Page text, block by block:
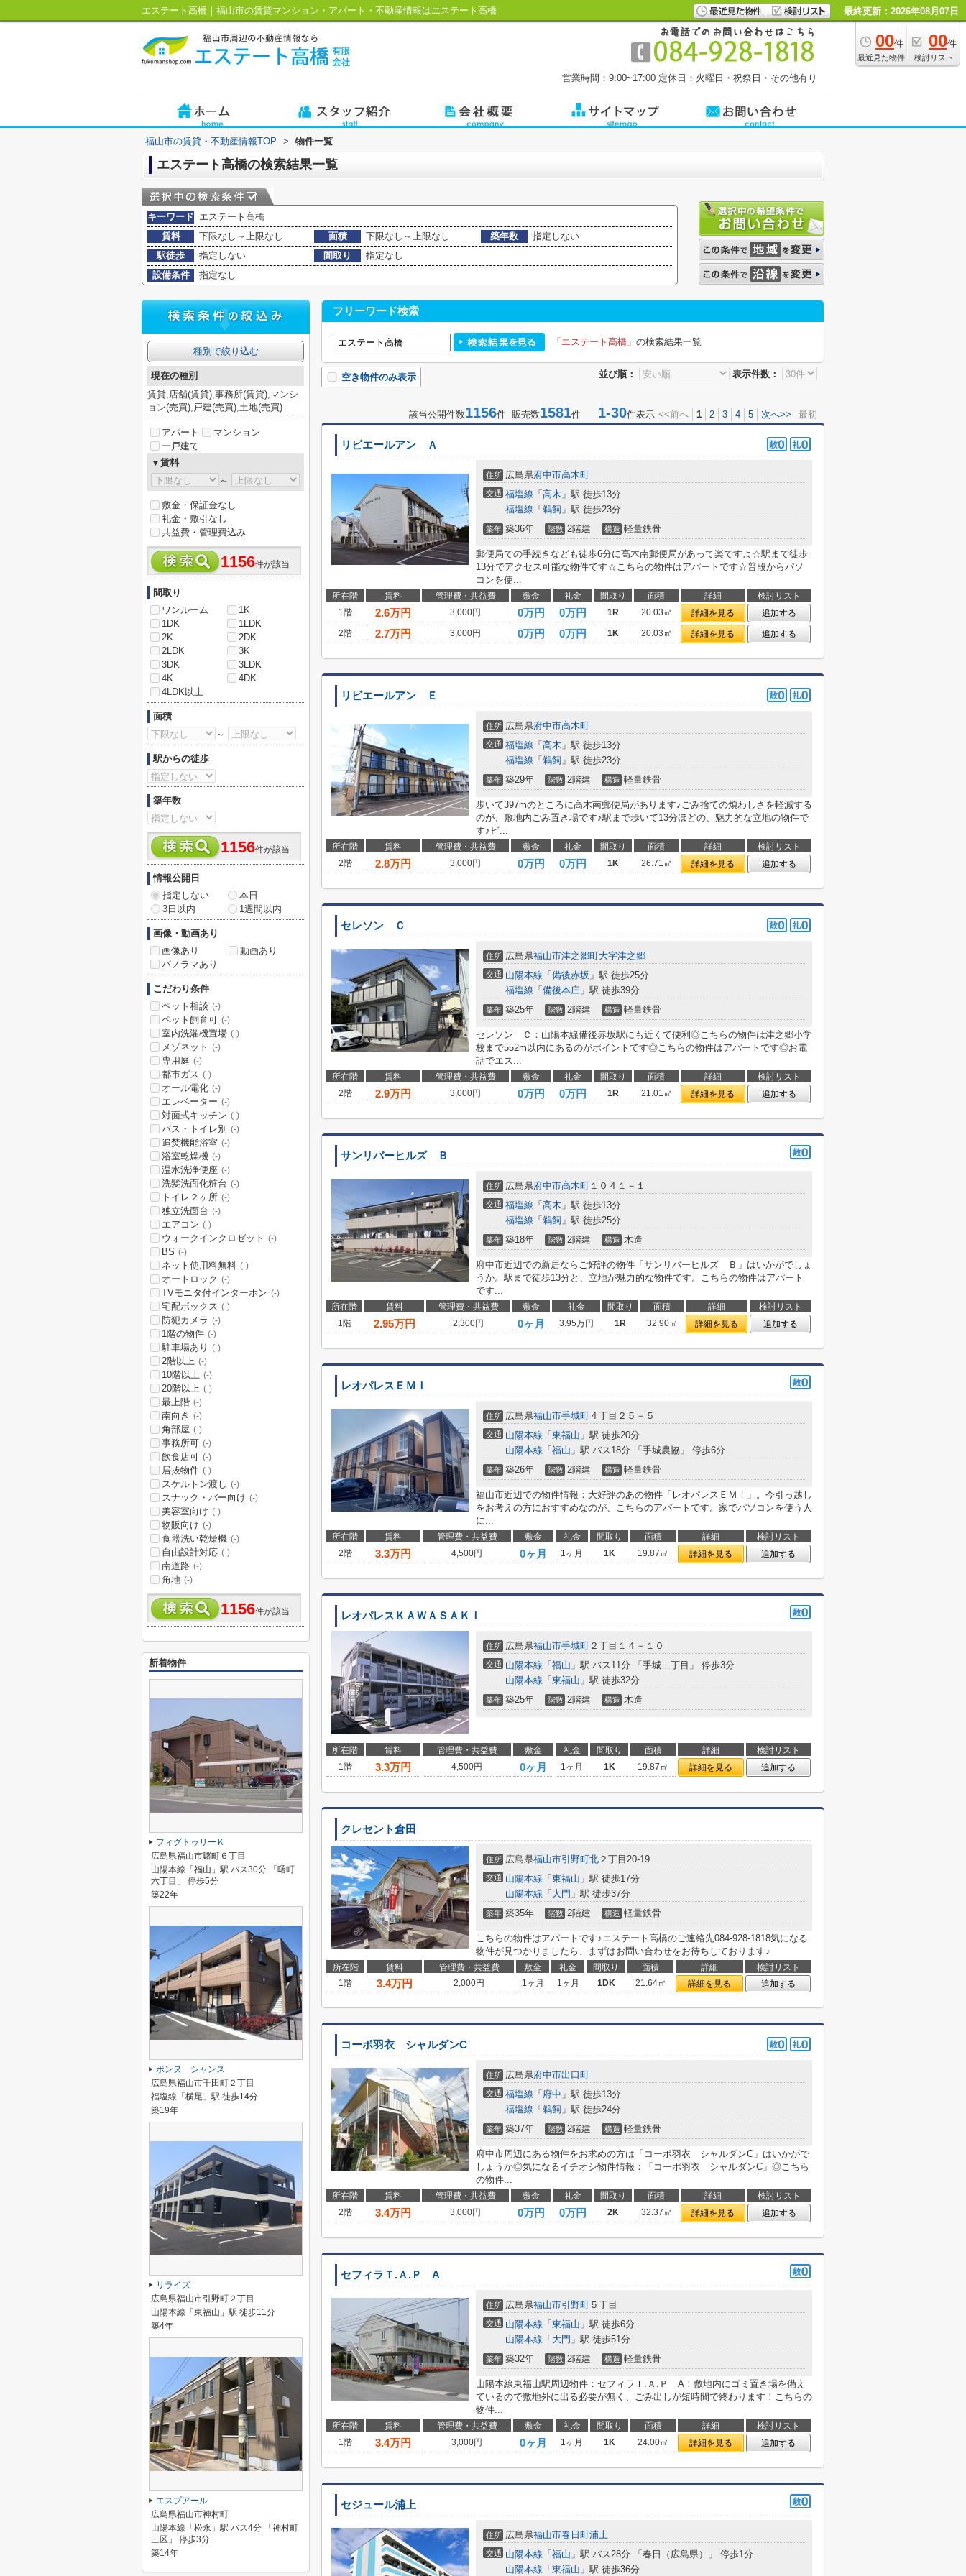
エステート高橋｜福山市の賃貸マンション・アパート・不動産情報はエステート高橋 最終更新：2026年08月07日
00件
最近見た物件
00件
検討リスト
営業時間：9:00~17:00 定休日：火曜日・祝祭日・その他有り
福山市の賃貸・不動産情報TOP > 物件一覧
エステート高橋の検索結果一覧
キーワード エステート高橋
賃料
下限なし～上限なし 面積 下限なし～上限なし 築年数
指定しない
駅徒歩
指定しない 間取り
指定なし
設備条件
指定なし
フリーワード検索
「エステート高橋」 の検索結果一覧
並び順： 表示件数：
空き物件のみ表示
該当公開件数1156件 販売数1581件 1-30件表示 <<前へ 1 2 3 4 5 次へ>> 最初
リビエールアン Ａ
住所 広島県府中市高木町
交通 福塩線 「 高木 」駅 徒歩13分
福塩線 「 鵜飼 」駅 徒歩23分
築年 築36年 階数 2階建 構造 軽量鉄骨
郵便局での手続きなども徒歩6分に高木南郵便局があって楽ですよ☆駅まで徒歩
13分でアクセス可能な物件です☆こちらの物件はアパートです☆普段からパソ
コンを使...
所在階 賃料 管理費・共益費 敷金 礼金 間取り 面積 詳細
検討リスト
1階
2.6万円 3,000円 0万円 0万円 1R 20.03㎡ 詳細を見る
追加する
2階
2.7万円 3,000円 0万円 0万円 1K 20.03㎡ 詳細を見る 追加する
リビエールアン Ｅ
住所 広島県府中市高木町
交通 福塩線 「 高木 」駅 徒歩13分
福塩線 「 鵜飼 」駅 徒歩23分
築年 築29年 階数 2階建 構造 軽量鉄骨
歩いて397mのところに高木南郵便局があります♪ごみ捨ての煩わしさを軽減する
のが、敷地内ごみ置き場です♪駅まで歩いて13分ほどの、魅力的な立地の物件で
す♪ビ...
所在階 賃料 管理費・共益費 敷金 礼金 間取り 面積 詳細
検討リスト
2階
2.8万円 3,000円 0万円 0万円 1K 26.71㎡ 詳細を見る 追加する
セレソン Ｃ
住所 広島県福山市津之郷町大字津之郷
交通 山陽本線 「 備後赤坂 」駅 徒歩25分
福塩線 「 備後本庄 」駅 徒歩39分
築年 築25年 階数 2階建 構造 軽量鉄骨
セレソン Ｃ：山陽本線備後赤坂駅にも近くて便利◎こちらの物件は津之郷小学
校まで552m以内にあるのがポイントです◎こちらの物件はアパートです◎お電
話でエス...
所在階 賃料 管理費・共益費 敷金 礼金 間取り 面積 詳細
検討リスト
2階
2.9万円 3,000円 0万円 0万円 1R 21.01㎡ 詳細を見る 追加する
サンリバーヒルズ Ｂ
住所 広島県府中市高木町 １０４１－１
交通 福塩線 「 高木 」駅 徒歩13分
福塩線 「 鵜飼 」駅 徒歩25分
築年 築18年 階数 2階建 構造 木造
府中市近辺での新居ならご好評の物件「サンリバーヒルズ Ｂ」はいかがでしょ
うか。駅まで徒歩13分と、立地が魅力的な物件です。こちらの物件はアパート
です...
所在階 賃料 管理費・共益費 敷金 礼金 間取り 面積 詳細
検討リスト
1階
2.95万円 2,300円 0ヶ月 3.95万円 1R 32.90㎡ 詳細を見る 追加する
レオパレスＥＭＩ
住所 広島県福山市手城町 ４丁目２５－５
交通 山陽本線 「 東福山 」駅 徒歩20分
山陽本線 「 福山 」駅 バス18分 「手城農協」 停歩6分
築年 築26年 階数 2階建 構造 軽量鉄骨
福山市近辺での物件情報：大好評のあの物件「レオパレスＥＭＩ」。今引っ越し
をお考えの方におすすめなのが、こちらのアパートです。家でパソコンを使う人
に...
所在階 賃料 管理費・共益費 敷金 礼金 間取り 面積 詳細
検討リスト
2階
3.3万円 4,500円 0ヶ月 1ヶ月 1K 19.87㎡ 詳細を見る 追加する
レオパレスＫＡＷＡＳＡＫＩ
住所 広島県福山市手城町 ２丁目１４－１０
交通 山陽本線 「 福山 」駅 バス11分 「手城二丁目」 停歩3分
山陽本線 「 東福山 」駅 徒歩32分
築年 築25年 階数 2階建 構造 木造
所在階 賃料 管理費・共益費 敷金 礼金 間取り 面積 詳細
検討リスト
1階
3.3万円 4,500円 0ヶ月 1ヶ月 1K 19.87㎡ 詳細を見る 追加する
クレセント倉田
住所 広島県福山市引野町北 ２丁目20-19
交通 山陽本線 「 東福山 」駅 徒歩17分
山陽本線 「 大門 」駅 徒歩37分
築年 築35年 階数 2階建 構造 軽量鉄骨
こちらの物件はアパートです♪エステート高橋のご連絡先084-928-1818気になる
物件が見つかりましたら、まずはお問い合わせをお待ちしております♪
所在階 賃料 管理費・共益費 敷金 礼金 間取り 面積 詳細
検討リスト
1階
3.4万円 2,000円 1ヶ月 1ヶ月 1DK 21.64㎡ 詳細を見る 追加する
コーポ羽衣 シャルダンC
住所 広島県府中市出口町
交通 福塩線 「 府中 」駅 徒歩13分
福塩線 「 鵜飼 」駅 徒歩24分
築年 築37年 階数 2階建 構造 軽量鉄骨
府中市周辺にある物件をお求めの方は「コーポ羽衣 シャルダンC」はいかがで
しょうか◎気になるイチオシ物件情報：「コーポ羽衣 シャルダンC」◎こちら
の物件...
所在階 賃料 管理費・共益費 敷金 礼金 間取り 面積 詳細
検討リスト
2階
3.4万円 3,000円 0万円 0万円 2K 32.37㎡ 詳細を見る 追加する
セフィラＴ.Ａ.Ｐ A
住所 広島県福山市引野町 ５丁目
交通 山陽本線 「 東福山 」駅 徒歩6分
山陽本線 「 大門 」駅 徒歩51分
築年 築32年 階数 2階建 構造 軽量鉄骨
山陽本線東福山駅周辺物件：セフィラＴ.Ａ.Ｐ A！敷地内にゴミ置き場を備え
ているので敷地外に出る必要が無く、ごみ出しが短時間で終わります！こちらの
物件...
所在階 賃料 管理費・共益費 敷金 礼金 間取り 面積 詳細
検討リスト
1階
3.4万円 3,000円 0ヶ月 1ヶ月 1K 24.00㎡ 詳細を見る 追加する
セジュール浦上
住所 広島県福山市春日町浦上
交通 山陽本線 「 福山 」駅 バス28分 「春日（広島県）」 停歩1分
山陽本線 「 東福山 」駅 徒歩36分
種別で絞り込む
現在の種別
賃貸,店舗(賃貸),事務所(賃貸),マンシ
ョン(売買),戸建(売買),土地(売買)
アパート
マンション
一戸建て
▼賃料
～
敷金・保証金なし
礼金・敷引なし
共益費・管理費込み
1156件が該当
間取り
ワンルーム
1K
1DK
1LDK
2K
2DK
2LDK
3K
3DK
3LDK
4K
4DK
4LDK以上
面積
～
駅からの徒歩
築年数
1156件が該当
情報公開日
指定しない
本日
3日以内
1週間以内
画像・動画あり
画像あり
動画あり
パノラマあり
こだわり条件
ペット相談 (-)
ペット飼育可 (-)
室内洗濯機置場 (-)
メゾネット (-)
専用庭 (-)
都市ガス (-)
オール電化 (-)
エレベーター (-)
対面式キッチン (-)
バス・トイレ別 (-)
追焚機能浴室 (-)
浴室乾燥機 (-)
温水洗浄便座 (-)
洗髪洗面化粧台 (-)
トイレ２ヶ所 (-)
独立洗面台 (-)
エアコン (-)
ウォークインクロゼット (-)
BS (-)
ネット使用料無料 (-)
オートロック (-)
TVモニタ付インターホン (-)
宅配ボックス (-)
防犯カメラ (-)
1階の物件 (-)
駐車場あり (-)
2階以上 (-)
10階以上 (-)
20階以上 (-)
最上階 (-)
南向き (-)
角部屋 (-)
事務所可 (-)
飲食店可 (-)
居抜物件 (-)
スケルトン渡し (-)
スナック・バー向け (-)
美容室向け (-)
物販向け (-)
食器洗い乾燥機 (-)
自由設計対応 (-)
南道路 (-)
角地 (-)
1156件が該当
新着物件
フィグトゥリーＫ
広島県福山市曙町６丁目
山陽本線「福山」駅 バス30分 「曙町
六丁目」 停歩5分
築22年
ボンヌ シャンス
広島県福山市千田町２丁目
福塩線「横尾」駅 徒歩14分
築19年
リライズ
広島県福山市引野町２丁目
山陽本線「東福山」駅 徒歩11分
築4年
エスプアール
広島県福山市神村町
山陽本線「松永」駅 バス4分 「神村町
三区」 停歩3分
築14年